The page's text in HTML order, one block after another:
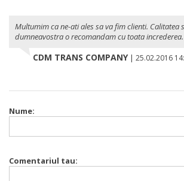
Multumim ca ne-ati ales sa va fim clienti. Calitatea
dumneavostra o recomandam cu toata
CDM TRANS COMPANY| 25.02.2016
Nume:
Comentariul tau: